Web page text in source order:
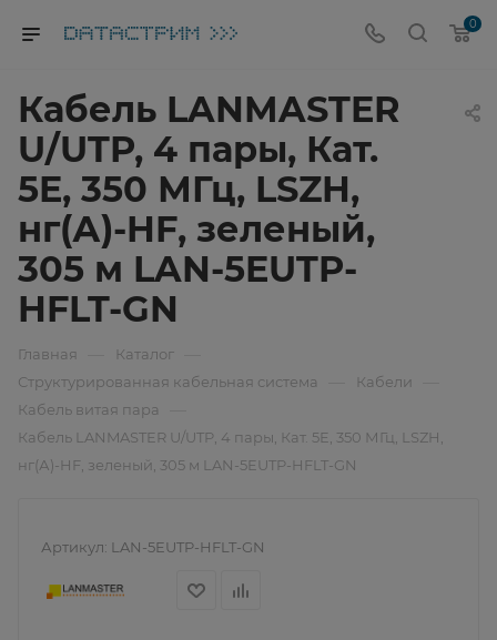
0
Кабель LANMASTER
U/UTP, 4 пары, Кат.
5E, 350 МГц, LSZH,
нг(А)-HF, зеленый,
305 м LAN-5EUTP-
HFLT-GN
Главная Каталог
Структурированная кабельная система Кабели
Кабель витая пара
Кабель LANMASTER U/UTP, 4 пары, Кат. 5E, 350 МГц, LSZH,
нг(А)-HF, зеленый, 305 м LAN-5EUTP-HFLT-GN
Артикул: LAN-5EUTP-HFLT-GN